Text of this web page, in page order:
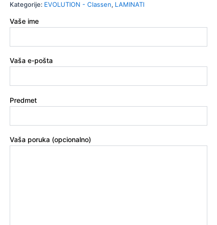
Kategorije: EVOLUTION - Classen, LAMINATI
Vaše ime
Vaša e-pošta
Predmet
Vaša poruka (opcionalno)